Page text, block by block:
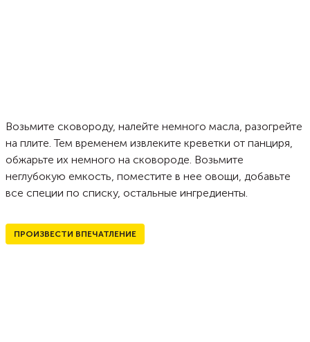
Возьмите сковороду, налейте немного масла, разогрейте
на плите. Тем временем извлеките креветки от панциря,
обжарьте их немного на сковороде. Возьмите
неглубокую емкость, поместите в нее овощи, добавьте
все специи по списку, остальные ингредиенты.
ПРОИЗВЕСТИ ВПЕЧАТЛЕНИЕ